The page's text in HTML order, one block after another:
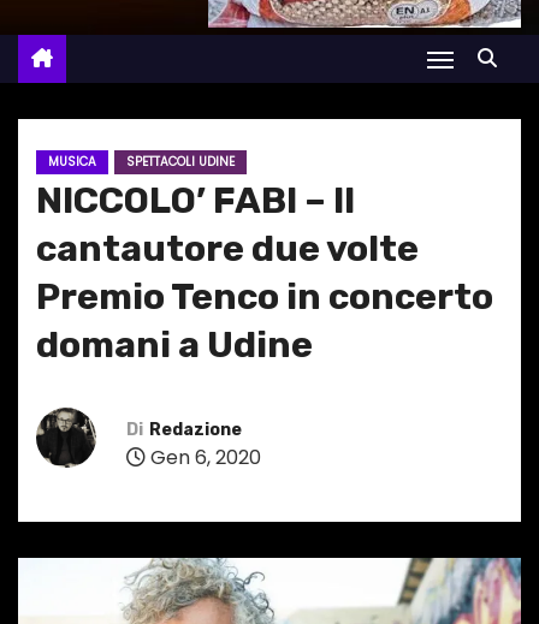
MUSICA SPETTACOLI UDINE
NICCOLO’ FABI – Il
cantautore due volte
Premio Tenco in concerto
domani a Udine
Di Redazione
Gen 6, 2020